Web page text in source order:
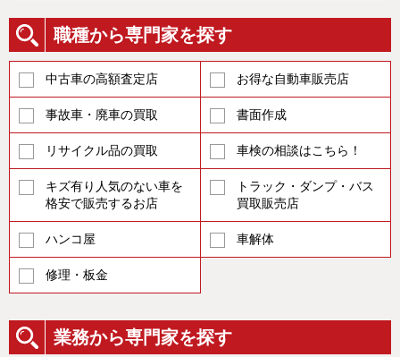
職種から専門家を探す
中古車の高額査定店 お得な自動車販売店
事故車・廃車の買取 書面作成
リサイクル品の買取 車検の相談はこちら！
キズ有り人気のない車を
格安で販売するお店
トラック・ダンプ・バス
買取販売店
ハンコ屋 車解体
修理・板金
業務から専門家を探す